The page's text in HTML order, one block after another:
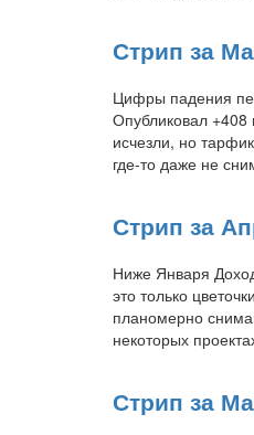
Стрип за
Цифры падения
Опубликовал +408
исчезли, но
где-то даже не
Стрип за
Ниже Января
это только
планомерно
некоторых
Стрип за